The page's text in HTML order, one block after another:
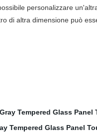
personalizzare
di altra dimensione può